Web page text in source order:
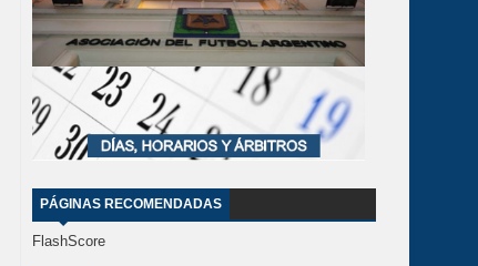
PÁGINAS RECOMENDADAS
FlashScore